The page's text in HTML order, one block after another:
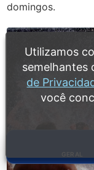
domingos.
Utilizamos
semelhantes
de
você